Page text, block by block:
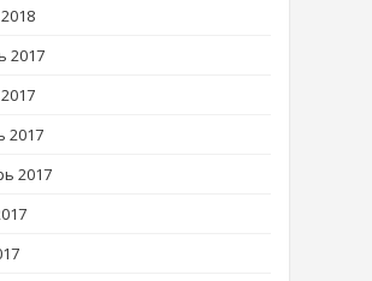
2017
2017
2017